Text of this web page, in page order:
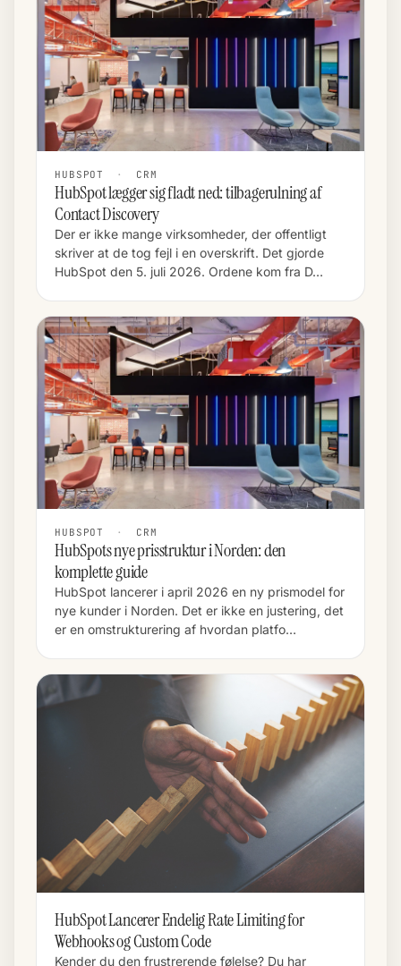
HUBSPOT · CRM
HubSpot lægger sig fladt ned: tilbagerulning af
Contact Discovery
Der er ikke mange virksomheder, der offentligt
skriver at de tog fejl i en overskrift. Det gjorde
HubSpot den 5. juli 2026. Ordene kom fra D…
HUBSPOT · CRM
HubSpots nye prisstruktur i Norden: den
komplette guide
HubSpot lancerer i april 2026 en ny prismodel for
nye kunder i Norden. Det er ikke en justering, det
er en omstrukturering af hvordan platfo…
HubSpot Lancerer Endelig Rate Limiting for
Webhooks og Custom Code
Kender du den frustrerende følelse? Du har